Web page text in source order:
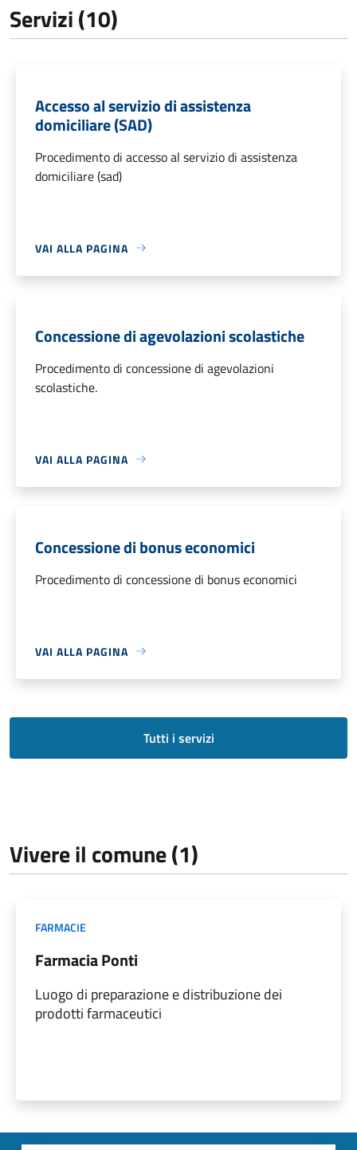
Servizi (10)
Accesso al servizio di assistenza
domiciliare (SAD)
Procedimento di accesso al servizio di assistenza
domiciliare (sad)
VAI ALLA PAGINA
Concessione di agevolazioni scolastiche
Procedimento di concessione di agevolazioni
scolastiche.
VAI ALLA PAGINA
Concessione di bonus economici
Procedimento di concessione di bonus economici
VAI ALLA PAGINA
Tutti i servizi
Vivere il comune (1)
FARMACIE
Farmacia Ponti
Luogo di preparazione e distribuzione dei
prodotti farmaceutici